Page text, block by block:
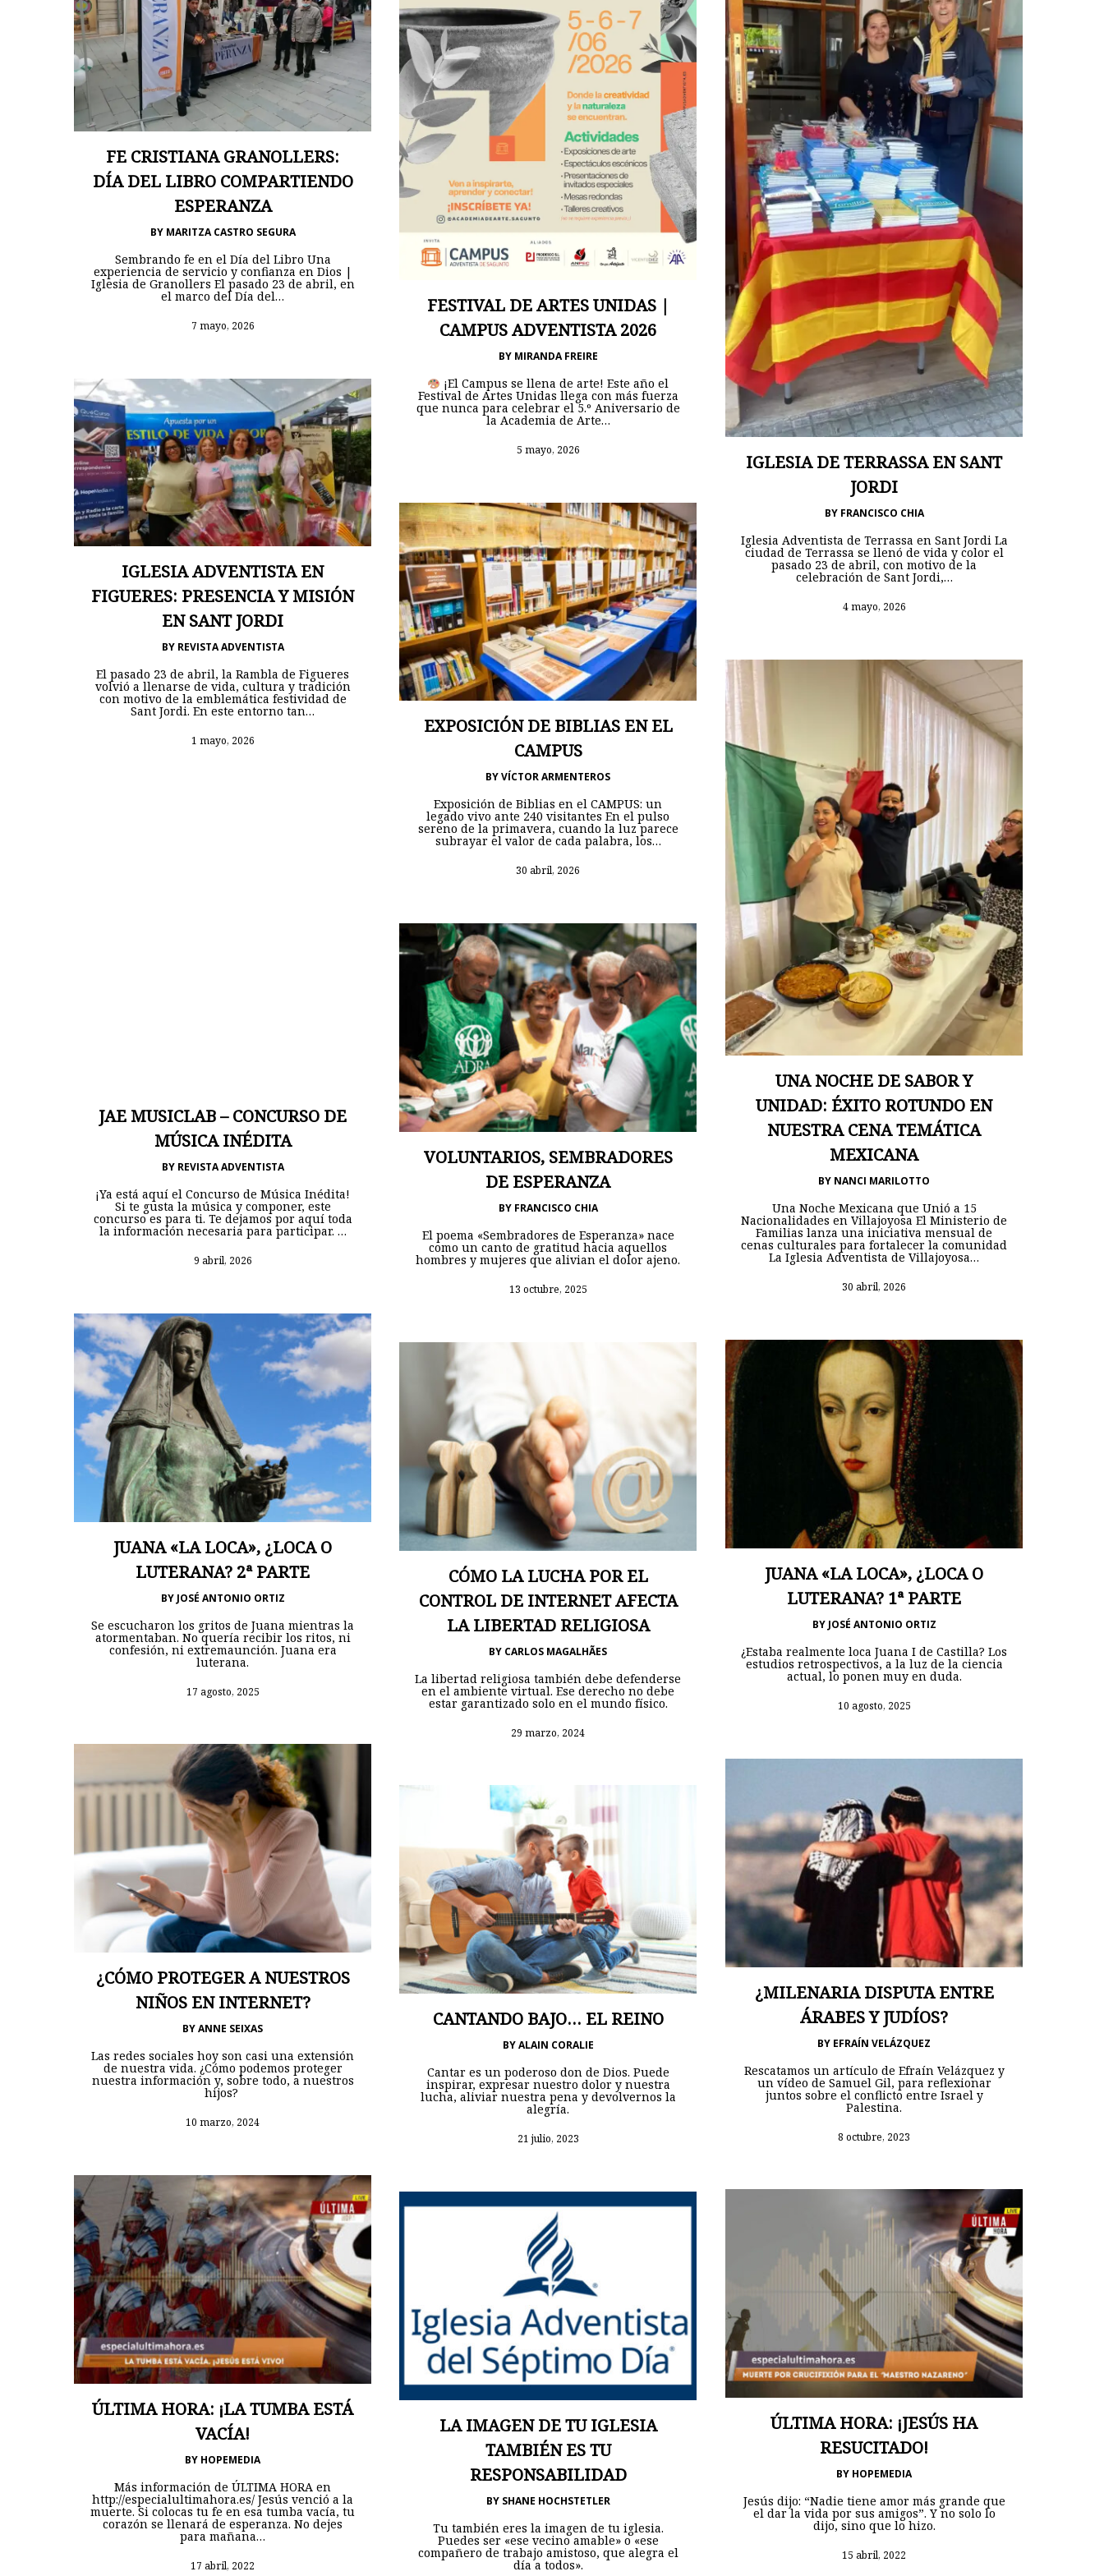
Hit enter to search or ESC to close
FE CRISTIANA GRANOLLERS:
DÍA DEL LIBRO COMPARTIENDO
ESPERANZA
BY MARITZA CASTRO SEGURA
Sembrando fe en el Día del Libro Una
experiencia de servicio y confianza en Dios |
Iglesia de Granollers El pasado 23 de abril, en
el marco del Día del…
7 mayo, 2026
FESTIVAL DE ARTES UNIDAS |
CAMPUS ADVENTISTA 2026
BY MIRANDA FREIRE
¡El Campus se llena de arte! Este año el
Festival de Artes Unidas llega con más fuerza
que nunca para celebrar el 5.º Aniversario de
la Academia de Arte…
5 mayo, 2026
IGLESIA DE TERRASSA EN SANT
JORDI
BY FRANCISCO CHIA
Iglesia Adventista de Terrassa en Sant Jordi La
ciudad de Terrassa se llenó de vida y color el
pasado 23 de abril, con motivo de la
celebración de Sant Jordi,…
4 mayo, 2026
IGLESIA ADVENTISTA EN
FIGUERES: PRESENCIA Y MISIÓN
EN SANT JORDI
BY REVISTA ADVENTISTA
El pasado 23 de abril, la Rambla de Figueres
volvió a llenarse de vida, cultura y tradición
con motivo de la emblemática festividad de
Sant Jordi. En este entorno tan…
1 mayo, 2026
EXPOSICIÓN DE BIBLIAS EN EL
CAMPUS
BYVÍCTOR ARMENTEROS
Exposición de Biblias en el CAMPUS: un
legado vivo ante 240 visitantes En el pulso
sereno de la primavera, cuando la luz parece
subrayar el valor de cada palabra, los…
30 abril, 2026
UNA NOCHE DE SABOR Y
UNIDAD: ÉXITO ROTUNDO EN
NUESTRA CENA TEMÁTICA
MEXICANA
BY NANCI MARILOTTO
Una Noche Mexicana que Unió a 15
Nacionalidades en Villajoyosa El Ministerio de
Familias lanza una iniciativa mensual de
cenas culturales para fortalecer la comunidad
La Iglesia Adventista de Villajoyosa…
30 abril, 2026
JAE MUSICLAB – CONCURSO DE
MÚSICA INÉDITA
BY REVISTA ADVENTISTA
¡Ya está aquí el Concurso de Música Inédita!
Si te gusta la música y componer, este
concurso es para ti. Te dejamos por aquí toda
la información necesaria para participar. …
9 abril, 2026
VOLUNTARIOS, SEMBRADORES
DE ESPERANZA
BY FRANCISCO CHIA
El poema «Sembradores de Esperanza» nace
como un canto de gratitud hacia aquellos
hombres y mujeres que alivian el dolor ajeno.
13 octubre, 2025
JUANA «LA LOCA», ¿LOCA O
LUTERANA? 2ª PARTE
BY JOSÉ ANTONIO ORTIZ
Se escucharon los gritos de Juana mientras la
atormentaban. No quería recibir los ritos, ni
confesión, ni extremaunción. Juana era
luterana.
17 agosto, 2025
JUANA «LA LOCA», ¿LOCA O
LUTERANA? 1ª PARTE
BY JOSÉ ANTONIO ORTIZ
¿Estaba realmente loca Juana I de Castilla? Los
estudios retrospectivos, a la luz de la ciencia
actual, lo ponen muy en duda.
10 agosto, 2025
CÓMO LA LUCHA POR EL
CONTROL DE INTERNET AFECTA
LA LIBERTAD RELIGIOSA
BY CARLOS MAGALHÃES
La libertad religiosa también debe defenderse
en el ambiente virtual. Ese derecho no debe
estar garantizado solo en el mundo físico.
29 marzo, 2024
¿CÓMO PROTEGER A NUESTROS
NIÑOS EN INTERNET?
BYANNE SEIXAS
Las redes sociales hoy son casi una extensión
de nuestra vida. ¿Cómo podemos proteger
nuestra información y, sobre todo, a nuestros
hijos?
10 marzo, 2024
¿MILENARIA DISPUTA ENTRE
ÁRABES Y JUDÍOS?
BY EFRAÍN VELÁZQUEZ
Rescatamos un artículo de Efraín Velázquez y
un vídeo de Samuel Gil, para reflexionar
juntos sobre el conflicto entre Israel y
Palestina.
8 octubre, 2023
CANTANDO BAJO… EL REINO
BYALAIN CORALIE
Cantar es un poderoso don de Dios. Puede
inspirar, expresar nuestro dolor y nuestra
lucha, aliviar nuestra pena y devolvernos la
alegría.
21 julio, 2023
ÚLTIMA HORA: ¡LA TUMBA ESTÁ
VACÍA!
BY HOPEMEDIA
Más información de ÚLTIMA HORA en
http://especialultimahora.es/ Jesús venció a la
muerte. Si colocas tu fe en esa tumba vacía, tu
corazón se llenará de esperanza. No dejes
para mañana…
17 abril, 2022
ÚLTIMA HORA: ¡JESÚS HA
RESUCITADO!
BY HOPEMEDIA
Jesús dijo: “Nadie tiene amor más grande que
el dar la vida por sus amigos”. Y no solo lo
dijo, sino que lo hizo.
15 abril, 2022
LA IMAGEN DE TU IGLESIA
TAMBIÉN ES TU
RESPONSABILIDAD
BY SHANE HOCHSTETLER
Tu también eres la imagen de tu iglesia.
Puedes ser «ese vecino amable» o «ese
compañero de trabajo amistoso, que alegra el
día a todos».